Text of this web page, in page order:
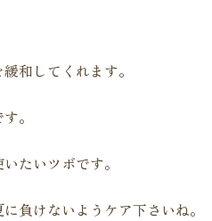
和してくれます。
。
たいツボです。
負けないようケア下さいね。